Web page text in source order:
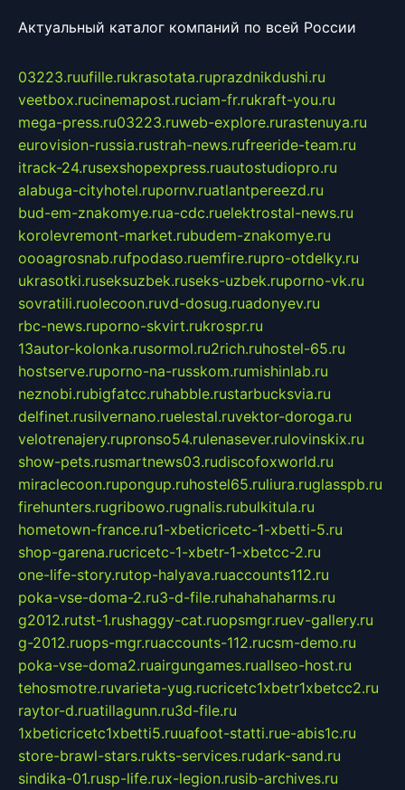
Актуальный каталог компаний по всей России
03223.ruufille.rukrasotata.ruprazdnikdushi.ru
veetbox.rucinemapost.ruciam-fr.rukraft-you.ru
mega-press.ru03223.ruweb-explore.rurastenuya.ru
eurovision-russia.rustrah-news.rufreeride-team.ru
itrack-24.rusexshopexpress.ruautostudiopro.ru
alabuga-cityhotel.rupornv.ruatlantpereezd.ru
bud-em-znakomye.rua-cdc.ruelektrostal-news.ru
korolevremont-market.rubudem-znakomye.ru
oooagrosnab.rufpodaso.ruemfire.rupro-otdelky.ru
ukrasotki.ruseksuzbek.ruseks-uzbek.ruporno-vk.ru
sovratili.ruolecoon.ruvd-dosug.ruadonyev.ru
rbc-news.ruporno-skvirt.rukrospr.ru
13autor-kolonka.rusormol.ru2rich.ruhostel-65.ru
hostserve.ruporno-na-russkom.rumishinlab.ru
neznobi.rubigfatcc.ruhabble.rustarbucksvia.ru
delfinet.rusilvernano.ruelestal.ruvektor-doroga.ru
velotrenajery.rupronso54.rulenasever.rulovinskix.ru
show-pets.rusmartnews03.rudiscofoxworld.ru
miraclecoon.rupongup.ruhostel65.ruliura.ruglasspb.ru
firehunters.rugribowo.rugnalis.rubulkitula.ru
hometown-france.ru1-xbeticricetc-1-xbetti-5.ru
shop-garena.rucricetc-1-xbetr-1-xbetcc-2.ru
one-life-story.rutop-halyava.ruaccounts112.ru
poka-vse-doma-2.ru3-d-file.ruhahahaharms.ru
g2012.rutst-1.rushaggy-cat.ruopsmgr.ruev-gallery.ru
g-2012.ruops-mgr.ruaccounts-112.rucsm-demo.ru
poka-vse-doma2.ruairgungames.ruallseo-host.ru
tehosmotre.ruvarieta-yug.rucricetc1xbetr1xbetcc2.ru
raytor-d.ruatillagunn.ru3d-file.ru
1xbeticricetc1xbetti5.ruuafoot-statti.rue-abis1c.ru
store-brawl-stars.rukts-services.rudark-sand.ru
sindika-01.rusp-life.rux-legion.rusib-archives.ru